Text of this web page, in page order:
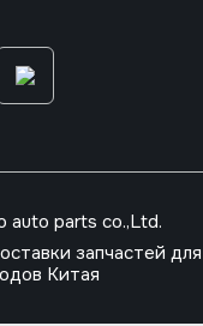
auto parts co.,Ltd.
запчастей
Китая